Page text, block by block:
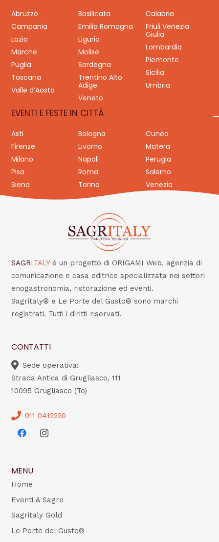
Abruzzo Basilicata
Calabria
Campania
Emilia Romagna
Friuli Venezia
Giulia
Lazio
Liguria
Lombardia
Marche
Molise
Piemonte
Puglia
Sardegna
Sicilia
Toscana
Trentino Alto
Adige
Umbria
Valle d’Aosta
Veneto
EVENTI E FESTE IN CITTÀ
Asti Bologna
Cuneo
Firenze
Livorno
Matera
Milano
Napoli
Perugia
Pisa
Roma
Salerno
Siena
Torino Venezia
SAGRITALY è un progetto di ORIGAMI Web, agenzia di
comunicazione e casa editrice specializzata nei settori
enogastronomia, ristorazione ed eventi.
Sagritaly® e Le Porte del Gusto® sono marchi
registrati. Tutti i diritti riservati.
CONTATTI
Sede operativa:
Strada Antica di Grugliasco, 111
10095 Grugliasco (To)
011 0412220
MENU
Home
Eventi & Sagre
Sagritaly Gold
Le Porte del Gusto®